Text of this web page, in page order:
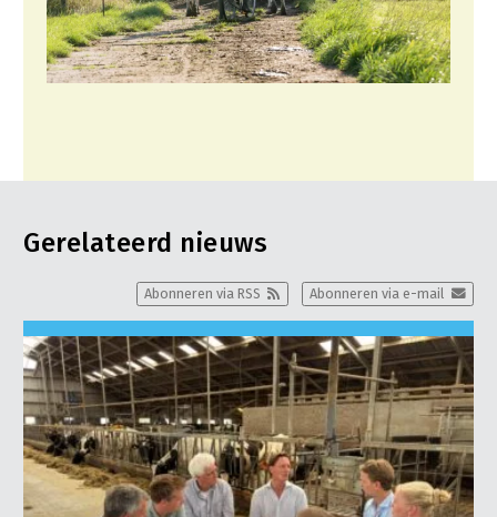
Gerelateerd nieuws
Abonneren via e-mail
Abonneren via RSS